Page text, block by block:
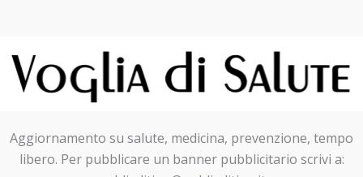
Aggiornamento su salute, medicina, prevenzione, tempo
libero. Per pubblicare un banner pubblicitario scrivi a: